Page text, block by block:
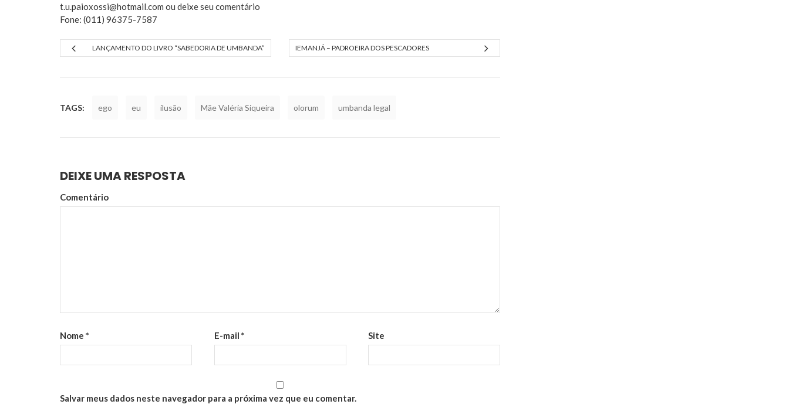
t.u.paioxossi@hotmail.com ou deixe seu comentário
Fone: (011) 96375-7587
LANÇAMENTO DO LIVRO “SABEDORIA DE UMBANDA” IEMANJÁ – PADROEIRA DOS PESCADORES
TAGS: ego eu ilusão Mãe Valéria Siqueira olorum umbanda legal
DEIXE UMA RESPOSTA
Comentário
Nome * E-mail * Site
Salvar meus dados neste navegador para a próxima vez que eu comentar.